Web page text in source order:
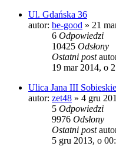
Ul. Gdańska 36
autor: be-good » 21
6 Odpowiedzi
10425 Odsłony
Ostatni post
19 mar 2014, o
Ulica Jana III
autor: zet48 » 4 gru
5 Odpowiedzi
9976 Odsłony
Ostatni post
5 gru 2013, o